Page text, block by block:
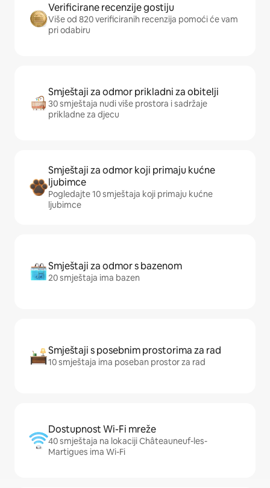
Verificirane recenzije gostiju
Više od 820 verificiranih recenzija pomoći će vam
pri odabiru
Smještaji za odmor prikladni za obitelji
30 smještaja nudi više prostora i sadržaje
prikladne za djecu
Smještaji za odmor koji primaju kućne
ljubimce
Pogledajte 10 smještaja koji primaju kućne
ljubimce
Smještaji za odmor s bazenom
20 smještaja ima bazen
Smještaji s posebnim prostorima za rad
10 smještaja ima poseban prostor za rad
Dostupnost Wi-Fi mreže
40 smještaja na lokaciji Châteauneuf-les-
Martigues ima Wi-Fi